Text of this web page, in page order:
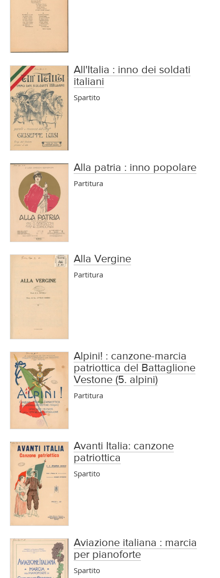
All'Italia : inno dei soldati
italiani
Spartito
Alla patria : inno popolare
Partitura
Alla Vergine
Partitura
Alpini! : canzone-marcia
patriottica del Battaglione
Vestone (5. alpini)
Partitura
Avanti Italia: canzone
patriottica
Spartito
Aviazione italiana : marcia
per pianoforte
Spartito